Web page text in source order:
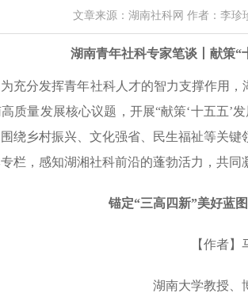
文章来源：湖南社科网 作者：李珍
湖南青年社科专家笔谈丨献策“
为充分发挥青年社科人才的智力支撑作用
质量发展核心议题，开展“献策‘十五五’
绕乡村振兴、文化强省、民生福祉等关
栏，感知湖湘社科前沿的蓬勃活力，共同
锚定“三高四新”美好蓝
【作者】
湖南大学教授、